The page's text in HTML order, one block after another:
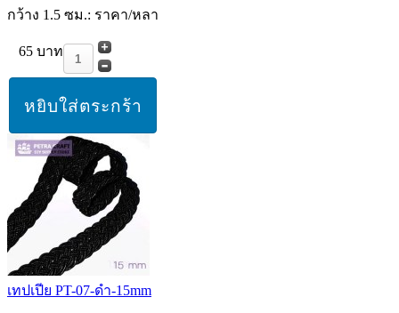
กว้าง 1.5 ซม.: ราคา/หลา
65 บาท
เทปเปีย PT-07-ดำ-15mm